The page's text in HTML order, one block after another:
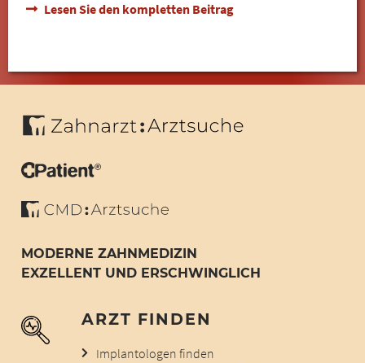
Lesen Sie den kompletten Beitrag
MODERNE ZAHNMEDIZIN
EXZELLENT UND ERSCHWINGLICH
ARZT FINDEN
Implantologen finden